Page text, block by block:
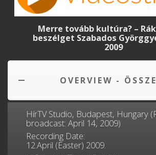
Merre tovább kultúra? –
beszélget Szabados
2009
OVERVIEW -
HírTV Studio, Budapest, Hungary
broadcast: April 14, 2009)
Recording Date:
12.April (Easter) 2009.